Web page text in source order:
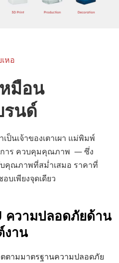
หอ
มือน
นด์
ป็นเจ้าของเตาเผา แม่พิมพ์
าร ควบคุมคุณภาพ — ซึ่ง
คุณภาพที่สม่ำเสมอ ราคาที่
บเพียงจุดเดียว
ความปลอดภัยด้าน
งาน
ตามมาตรฐานความปลอดภัย